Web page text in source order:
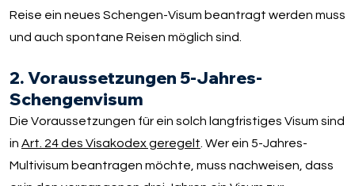
Reise ein neues Schengen-Visum beantragt werden muss
und auch spontane Reisen möglich sind.
2. Voraussetzungen 5-Jahres-
Schengenvisum
Die Voraussetzungen für ein solch langfristiges Visum sind
in Art. 24 des Visakodex geregelt . Wer ein 5-Jahres-
Multivisum beantragen möchte, muss nachweisen, dass